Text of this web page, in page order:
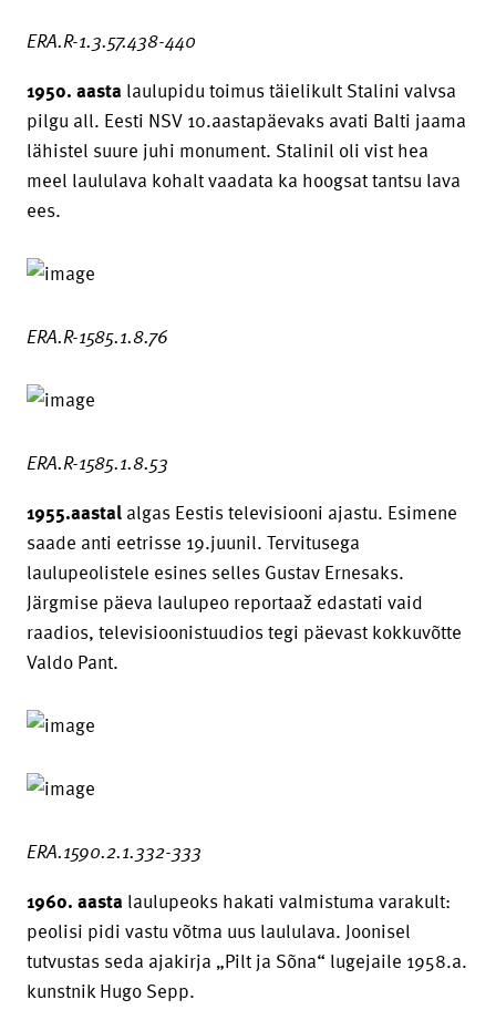
ERA.R-1.3.57.438-440
1950. aasta laulupidu toimus täielikult Stalini valvsa
pilgu all. Eesti NSV 10.aastapäevaks avati Balti jaama
lähistel suure juhi monument. Stalinil oli vist hea
meel laululava kohalt vaadata ka hoogsat tantsu lava
ees.
ERA.R-1585.1.8.76
ERA.R-1585.1.8.53
1955.aastal algas Eestis televisiooni ajastu. Esimene
saade anti eetrisse 19.juunil. Tervitusega
laulupeolistele esines selles Gustav Ernesaks.
Järgmise päeva laulupeo reportaaž edastati vaid
raadios, televisioonistuudios tegi päevast kokkuvõtte
Valdo Pant.
ERA.1590.2.1.332-333
1960. aasta laulupeoks hakati valmistuma varakult:
peolisi pidi vastu võtma uus laululava. Joonisel
tutvustas seda ajakirja „Pilt ja Sõna“ lugejaile 1958.a.
kunstnik Hugo Sepp.